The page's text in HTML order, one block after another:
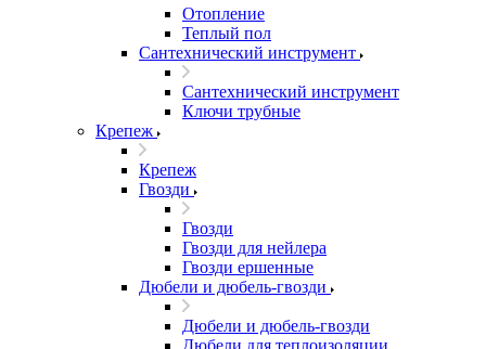
Отопление
Теплый пол
Сантехнический инструмент
Сантехнический инструмент
Ключи трубные
Крепеж
Крепеж
Гвозди
Гвозди
Гвозди для нейлера
Гвозди ершенные
Дюбели и дюбель-гвозди
Дюбели и дюбель-гвозди
Дюбели для теплоизоляции